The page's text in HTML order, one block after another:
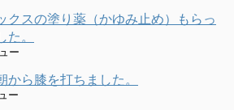
クスの塗り薬（かゆみ止め）もらっ
。
ー
から膝を打ちました。
ー